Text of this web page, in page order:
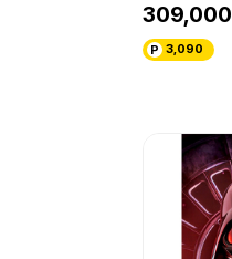
309,000
3,090